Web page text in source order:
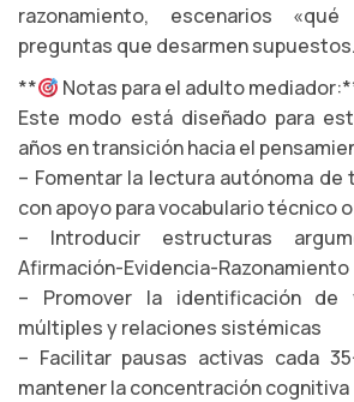
razonamiento, escenarios
preguntas que desarmen supuestos.
**
Notas para el adulto
Este modo está diseñado para
años en transición hacia el
– Fomentar la lectura autónoma
con apoyo para vocabulario técnico
– Introducir estructuras
Afirmación-Evidencia-Razonamiento
– Promover la identificación de
múltiples y relaciones sistémicas
– Facilitar pausas activas cada
mantener la concentración cognitiva